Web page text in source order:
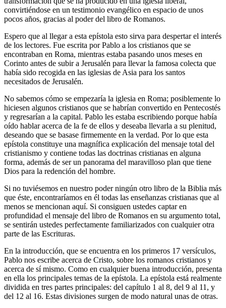
convirtiéndose en un testimonio evangélico en espacio de unos
pocos años, gracias al poder del libro de Romanos.
Espero que al llegar a esta epístola esto sirva para despertar el interés
de los lectores. Fue escrita por Pablo a los cristianos que se
encontraban en Roma, mientras estaba pasando unos meses en
Corinto antes de subir a Jerusalén para llevar la famosa colecta que
había sido recogida en las iglesias de Asia para los santos
necesitados de Jerusalén.
No sabemos cómo se empezaría la iglesia en Roma; posiblemente lo
hiciesen algunos cristianos que se habrían convertido en Pentecostés
y regresarían a la capital. Pablo les estaba escribiendo porque había
oído hablar acerca de la fe de ellos y deseaba llevarla a su plenitud,
deseando que se basase firmemente en la verdad. Por lo que esta
epístola constituye una magnífica explicación del mensaje total del
cristianismo y contiene todas las doctrinas cristianas en alguna
forma, además de ser un panorama del maravilloso plan que tiene
Dios para la redención del hombre.
Si no tuviésemos en nuestro poder ningún otro libro de la Biblia más
que éste, encontraríamos en él todas las enseñanzas cristianas que al
menos se mencionan aquí. Si consiguen ustedes captar en
profundidad el mensaje del libro de Romanos en su argumento total,
se sentirán ustedes perfectamente familiarizados con cualquier otra
parte de las Escrituras.
En la introducción, que se encuentra en los primeros 17 versículos,
Pablo nos escribe acerca de Cristo, sobre los romanos cristianos y
acerca de sí mismo. Como en cualquier buena introducción, presenta
en ella los principales temas de la epístola. La epístola está realmente
dividida en tres partes principales: del capítulo 1 al 8, del 9 al 11, y
del 12 al 16. Estas divisiones surgen de modo natural unas de otras.